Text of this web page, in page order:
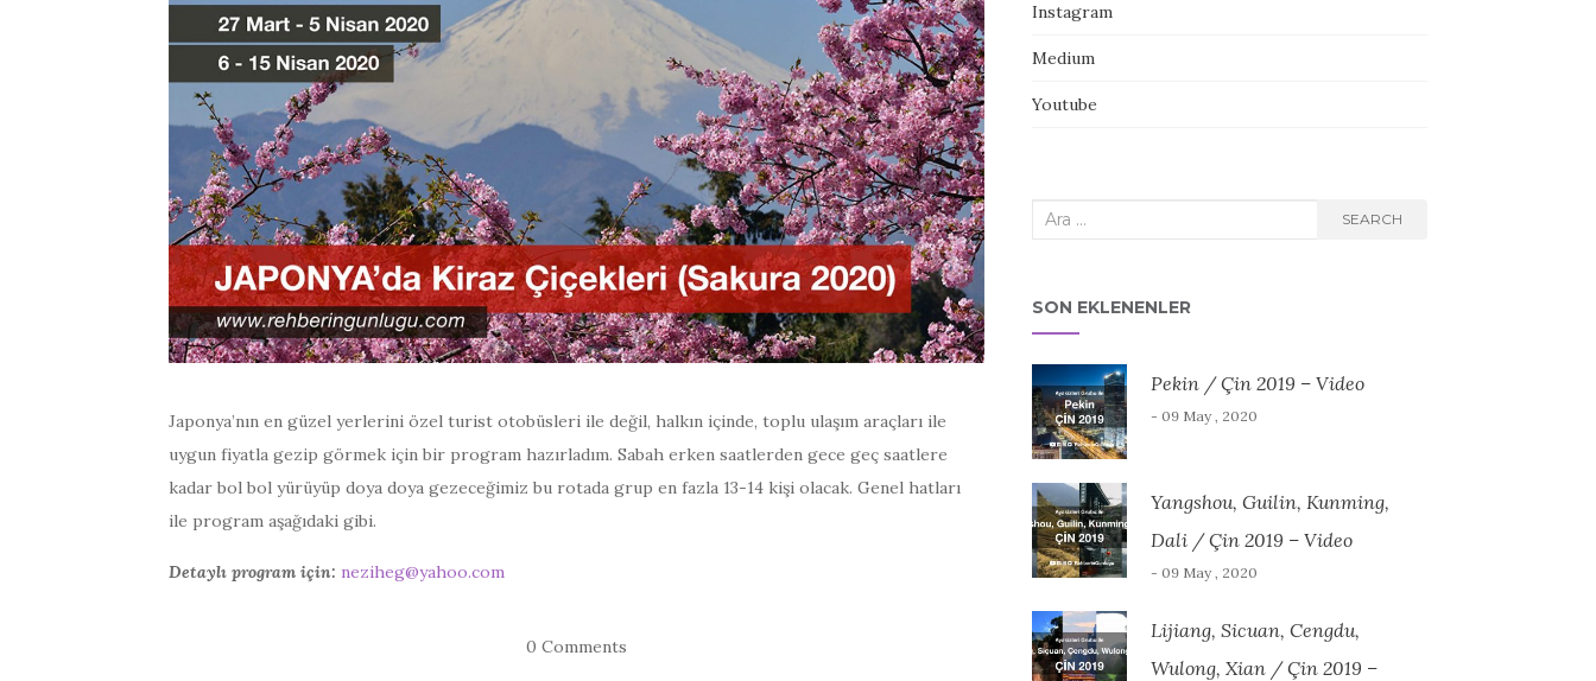
Japonya’nın en güzel yerlerini özel turist otobüsleri ile değil, halkın içinde, toplu ulaşım araçları ile
uygun fiyatla gezip görmek için bir program hazırladım. Sabah erken saatlerden gece geç saatlere
kadar bol bol yürüyüp doya doya gezeceğimiz bu rotada grup en fazla 13-14 kişi olacak. Genel hatları
ile program aşağıdaki gibi.
Detaylı program için: neziheg@yahoo.com
0 Comments
Instagram
Medium
Youtube
Search
SEARCH
SON EKLENENLER
Pekin / Çin 2019 – Video
- 09 May , 2020
Yangshou, Guilin, Kunming,
Dali / Çin 2019 – Video
- 09 May , 2020
Lijiang, Sicuan, Cengdu,
Wulong, Xian / Çin 2019 –